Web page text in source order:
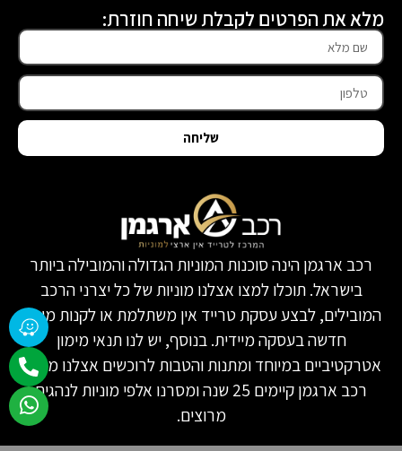
מלא את הפרטים לקבלת שיחה חוזרת:
שליחה
רכב ארגמן הינה סוכנות המוניות הגדולה והמובילה ביותר
בישראל. תוכלו למצו אצלנו מוניות של כל יצרני הרכב
המובילים, לבצע עסקת טרייד אין משתלמת או לקנות מונית
חדשה בעסקה מיידית. בנוסף, יש לנו תנאי מימון
אטרקטיביים במיוחד ומתנות והטבות לרוכשים אצלנו מונית.
רכב ארגמן קיימים 25 שנה ומסרנו אלפי מוניות לנהגים
מרוצים.